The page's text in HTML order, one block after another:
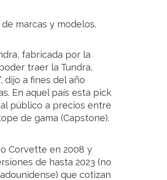
marcas y modelos.
fabricada por la
traer la Tundra,
dijo a fines del año
En aquel país esta pick
público a precios entre
de gama (Capstone).
Corvette en 2008 y
de hasta 2023 (no
que cotizan